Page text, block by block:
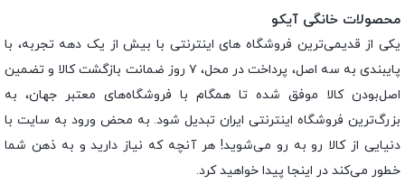
محصولات خانگی آیکو
یکی از قدیمی‌ترین فروشگاه های اینترنتی با بیش از یک دهه تجربه، با
پایبندی به سه اصل، پرداخت در محل، ۷ روز ضمانت بازگشت کالا و تضمین
اصل‌بودن کالا موفق شده تا همگام با فروشگاه‌های معتبر جهان، به
بزرگ‌ترین فروشگاه اینترنتی ایران تبدیل شود. به محض ورود به سایت با
دنیایی از کالا رو به رو می‌شوید! هر آنچه که نیاز دارید و به ذهن شما
خطور می‌کند در اینجا پیدا خواهید کرد.